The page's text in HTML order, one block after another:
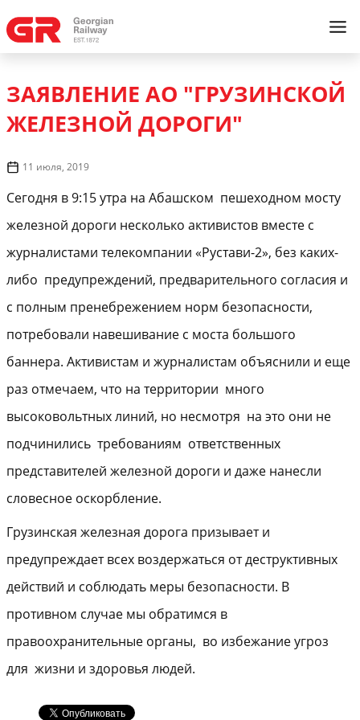
ЗАЯВЛЕНИЕ АО "ГРУЗИНСКОЙ
ЖЕЛЕЗНОЙ ДОРОГИ"
11 июля, 2019
Сегодня в 9:15 утра на Абашском пешеходном мосту
железной дороги несколько активистов вместе с
журналистами телекомпании «Рустави-2», без каких-
либо предупреждений, предварительного согласия и
с полным пренебрежением норм безопасности,
потребовали навешивание с моста большого
баннера. Активистам и журналистам объяснили и еще
раз отмечаем, что на территории много
высоковольтных линий, но несмотря на это они не
подчинились требованиям ответственных
представителей железной дороги и даже нанесли
словесное оскорбление.
Грузинская железная дорога призывает и
предупреждает всех воздержаться от деструктивных
действий и соблюдать меры безопасности. В
противном случае мы обратимся в
правоохранительные органы, во избежание угроз
для жизни и здоровья людей.